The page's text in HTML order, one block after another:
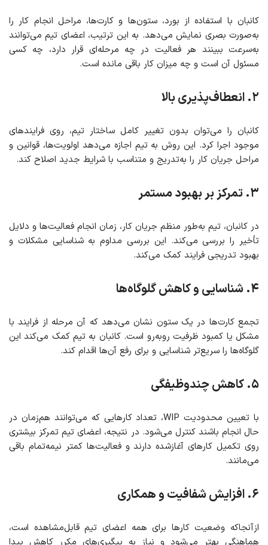
کانبان با استفاده از بورد، ستون‌ها و کارت‌ها، مراحل انجام کار را
به‌صورت بصری نمایش می‌دهد. به این ترتیب، اعضای تیم می‌توانند
به‌سرعت ببینند هر فعالیت در چه مرحله‌ای قرار دارد، چه کسی
مسئول آن است و چه میزان کار باقی مانده است.
۲. انعطاف‌پذیری بالا
کانبان را می‌توان بدون تغییر کامل ساختار تیم، روی فرایندهای
موجود اجرا کرد. این روش به تیم اجازه می‌دهد اولویت‌ها، قوانین و
مراحل جریان کار را به‌تدریج و متناسب با شرایط جدید اصلاح کند.
۳. تمرکز بر بهبود مستمر
در کانبان، تیم به‌طور منظم جریان کار، زمان انجام فعالیت‌ها و دلایل
تأخیر را بررسی می‌کند. این بررسی مداوم به شناسایی مشکلات و
بهبود تدریجی فرایند کمک می‌کند.
۴. شناسایی و کاهش گلوگاه‌ها
تجمع کارت‌ها در یک ستون نشان می‌دهد که آن مرحله از فرایند با
مشکل یا کمبود ظرفیت روبه‌رو است. کانبان به تیم کمک می‌کند این
گلوگاه‌ها را سریع‌تر شناسایی و برای رفع آن‌ها اقدام کند.
۵. کاهش چندوظیفگی
با تعیین محدودیت WIP، تعداد کارهایی که می‌توانند هم‌زمان در
حال انجام باشند کنترل می‌شود. در نتیجه، اعضای تیم تمرکز بیشتری
روی تکمیل کارهای آغازشده دارند و فعالیت‌ها کمتر نیمه‌تمام باقی
می‌مانند.
۶. افزایش شفافیت و همکاری
ازآنجاکه وضعیت کارها برای همه اعضای تیم قابل‌مشاهده است،